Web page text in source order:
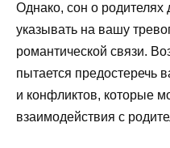
Однако, сон о
указывать на вашу
романтической связи.
пытается предостеречь
и конфликтов, которые
взаимодействия с